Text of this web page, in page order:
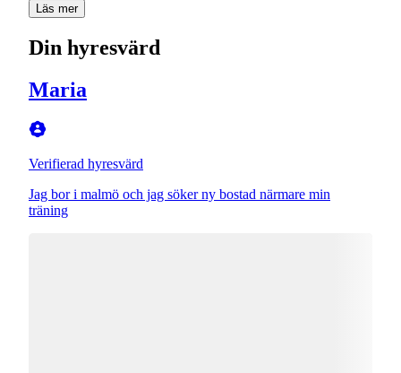
Läs mer
Din hyresvärd
Maria
Verifierad hyresvärd
Jag bor i malmö och jag söker ny bostad närmare min
träning